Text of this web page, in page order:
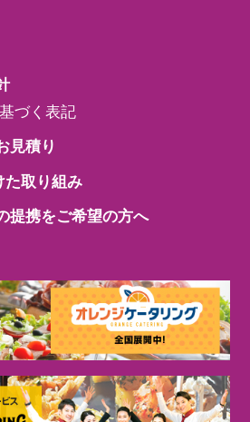
づく表記
見積り
取り組み
携をご希望の方へ